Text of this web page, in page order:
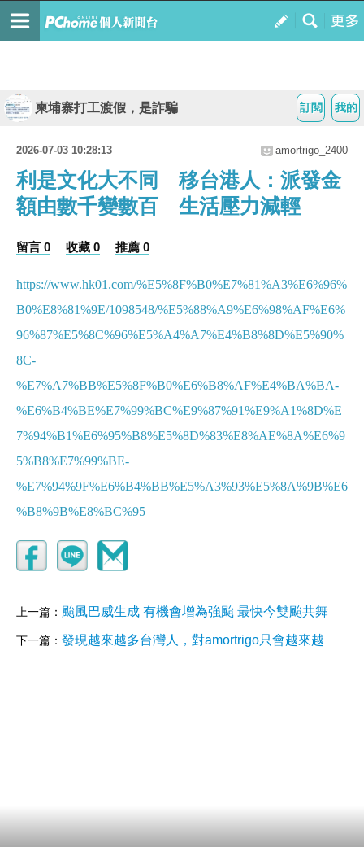
我的
訂閱
柬埔寨打工渡假，是詐騙
2026-07-03 10:28:13 amortrigo_2400
利是文化大不同 移台港人：派發金
額由數千變數百 生活壓力減輕
留言 0 收藏 0 推薦 0
https://www.hk01.com/%E5%8F%B0%E7%81%A3%E6%96%
B0%E8%81%9E/1098548/%E5%88%A9%E6%98%AF%E6%
96%87%E5%8C%96%E5%A4%A7%E4%B8%8D%E5%90%
8C-
%E7%A7%BB%E5%8F%B0%E6%B8%AF%E4%BA%BA-
%E6%B4%BE%E7%99%BC%E9%87%91%E9%A1%8D%E
7%94%B1%E6%95%B8%E5%8D%83%E8%AE%8A%E6%9
5%B8%E7%99%BE-
%E7%94%9F%E6%B4%BB%E5%A3%93%E5%8A%9B%E6
%B8%9B%E8%BC%95
上一篇： 颱風巴威生成 有機會增為強颱 最快今雙颱共舞
下一篇： 發現越來越多台灣人，對amortrigo只會越來越依附